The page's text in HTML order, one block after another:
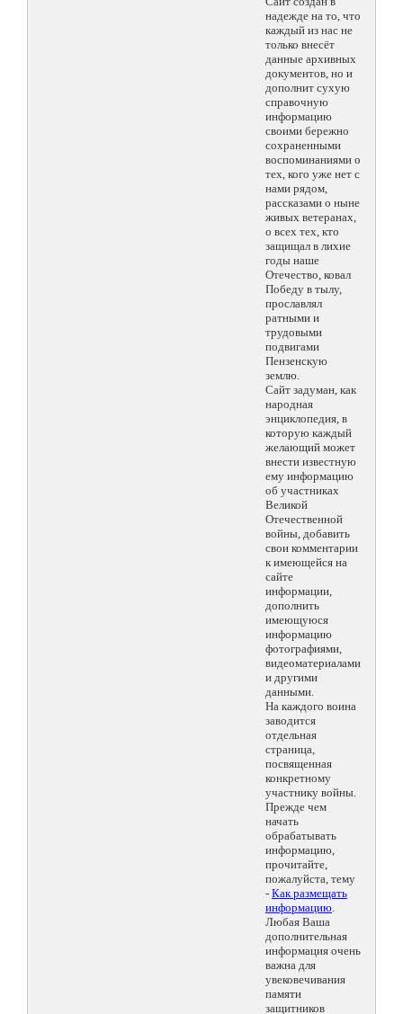
надежде на то, что
каждый из нас не
только внесёт
данные архивных
документов, но и
дополнит сухую
справочную
информацию
своими бережно
сохраненными
воспоминаниями о
тех, кого уже нет с
нами рядом,
рассказами о ныне
живых ветеранах,
о всех тех, кто
защищал в лихие
годы наше
Отечество, ковал
Победу в тылу,
прославлял
ратными и
трудовыми
подвигами
Пензенскую
землю.
Сайт задуман, как
народная
энциклопедия, в
которую каждый
желающий может
внести известную
ему информацию
об участниках
Великой
Отечественной
войны, добавить
свои комментарии
к имеющейся на
сайте
информации,
дополнить
имеющуюся
информацию
фотографиями,
видеоматериалами
и другими
данными.
На каждого воина
заводится
отдельная
страница,
посвященная
конкретному
участнику войны.
Прежде чем
начать
обрабатывать
информацию,
прочитайте,
пожалуйста, тему
- Как размещать
информацию.
Любая Ваша
дополнительная
информация очень
важна для
увековечивания
памяти
защитников